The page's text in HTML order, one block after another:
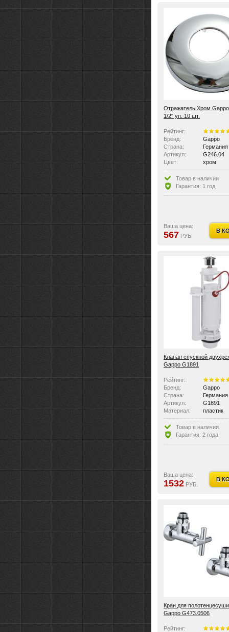
Отражатель Хром
1/2" уп. 10 шт.
Рейтинг:
Бренд:
Gappo
Страна:
Германия
Артикул:
G246.04
Цвет:
хром
Количество в упаковке:
1
Размер:
Внешний
Цвет:
хром
Товар в наличии
Гарантия: 1 год
Ваша цена:
567 РУБ.
В
Клапан спускной
Gappo G1891
Рейтинг:
Бренд:
Gappo
Страна:
Германия
Артикул:
G1891
Материал:
пластик
Размер:
1/2"
Цвет:
Белый
Материал:
Пластик
Товар в наличии
Гарантия: 2 года
Ваша цена:
1532 РУБ.
В
Кран для
Gappo G473.0506
Рейтинг: